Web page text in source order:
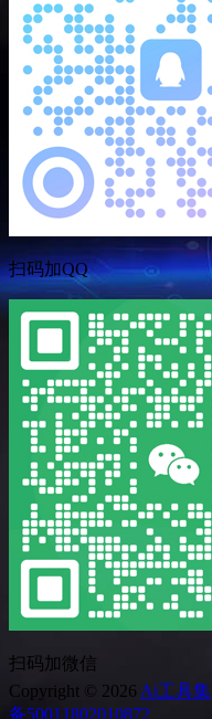
扫码加QQ
扫码加微信
Copyright © 2026 Ai工具集
备50011802010872